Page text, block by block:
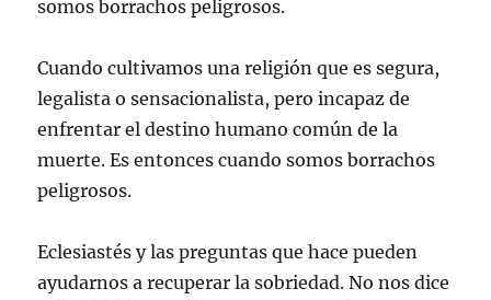
somos borrachos peligrosos.
Cuando cultivamos una religión que es segura,
legalista o sensacionalista, pero incapaz de
enfrentar el destino humano común de la
muerte. Es entonces cuando somos borrachos
peligrosos.
Eclesiastés y las preguntas que hace pueden
ayudarnos a recuperar la sobriedad. No nos dice